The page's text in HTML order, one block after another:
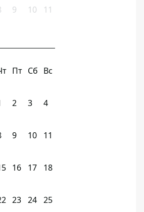
9 10 11
Пт Сб Вс
2 3 4
9 10 11
16 17 18
23 24 25